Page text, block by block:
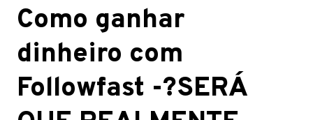
Como ganhar
dinheiro com
Followfast -?SERÁ